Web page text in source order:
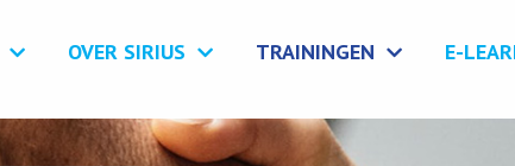
OVER SIRIUS TRAININGEN E-